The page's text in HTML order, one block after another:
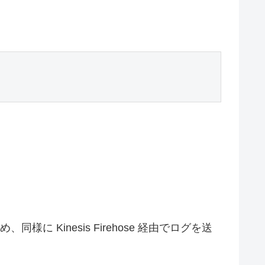
、同様に Kinesis Firehose 経由でログを送